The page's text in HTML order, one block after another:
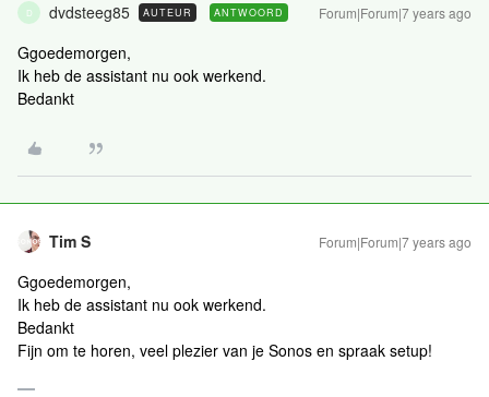
D dvdsteeg85 AUTEUR ANTWOORD Forum|Forum|7 years ago
Ggoedemorgen,
Ik heb de assistant nu ook werkend.
Bedankt
Tim S Forum|Forum|7 years ago
Ggoedemorgen,
Ik heb de assistant nu ook werkend.
Bedankt
Fijn om te horen, veel plezier van je Sonos en spraak setup!